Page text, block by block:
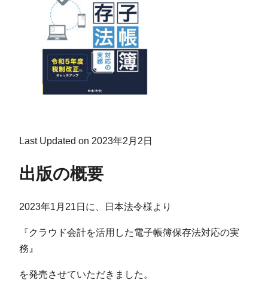
Last Updated on 2023年2月2日
出版の概要
2023年1月21日に、日本法令様より
『クラウド会計を活用した電子帳簿保存法対応の実
務』
を発売させていただきました。